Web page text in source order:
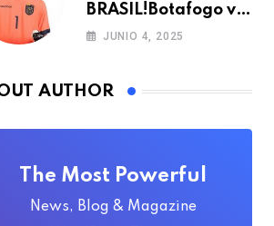
BRASIL!Botafogo va
con TODO por el
JUNIO 4, 2025
AUTHOR
The Most Powerful
News, Blog & Magazine